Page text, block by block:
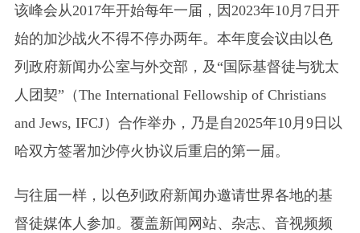
该峰会从2017年开始每年一届，因2023年10月7日开
始的加沙战火不得不停办两年。本年度会议由以色
列政府新闻办公室与外交部，及“国际基督徒与犹太
人团契”（The International Fellowship of Christians
and Jews, IFCJ）合作举办，乃是自2025年10月9日以
哈双方签署加沙停火协议后重启的第一届。
与往届一样，以色列政府新闻办邀请世界各地的基
督徒媒体人参加。覆盖新闻网站、杂志、音视频频